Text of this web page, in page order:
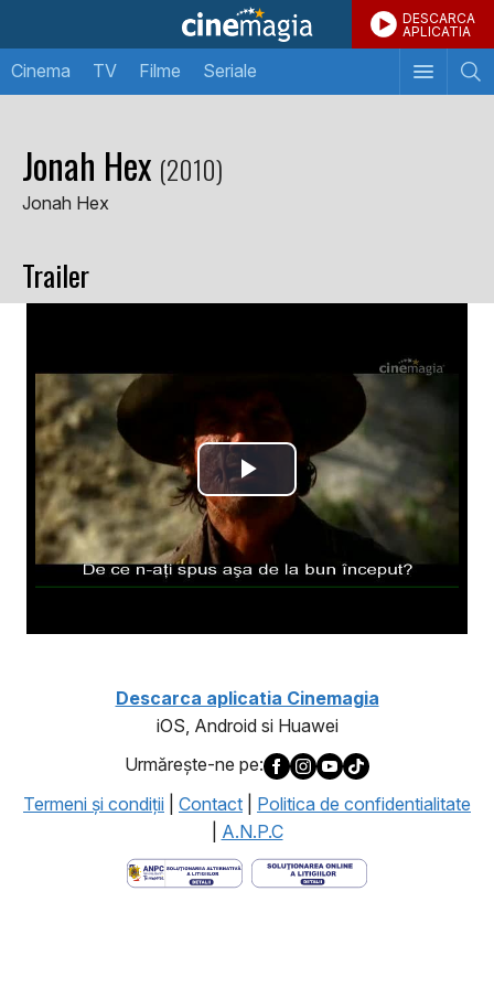
DESCARCA
APLICATIA
Cinema TV Filme Seriale
Jonah Hex (2010)
Jonah Hex
Trailer
Descarca aplicatia Cinemagia
iOS, Android si Huawei
Urmăreşte-ne pe:
Termeni şi condiţii
Contact
Politica de confidentialitate
A.N.P.C